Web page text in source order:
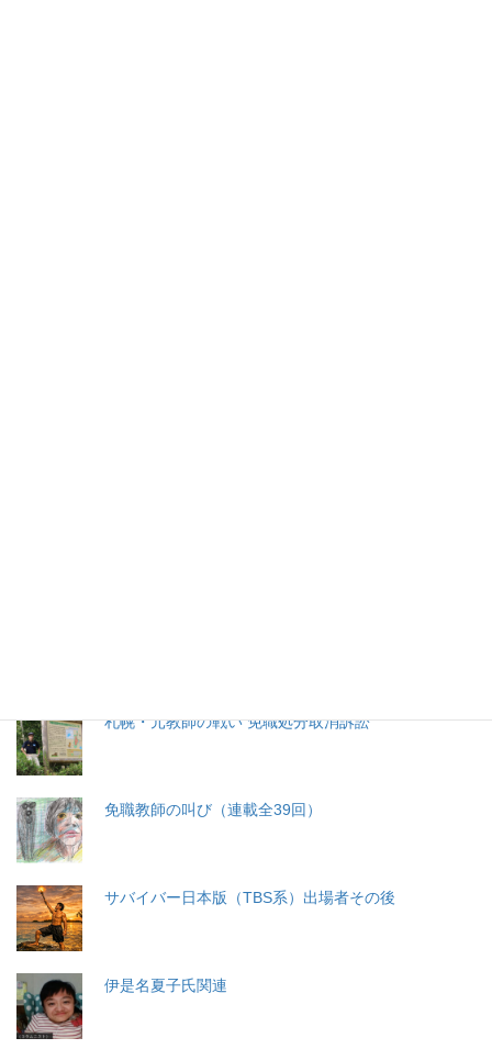
札幌・元教師の戦い 免職処分取消訴訟
免職教師の叫び（連載全39回）
サバイバー日本版（TBS系）出場者その後
伊是名夏子氏関連